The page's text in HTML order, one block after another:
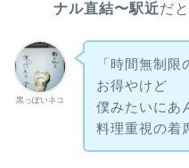
ナル直結〜駅近だ
黒っぽいネコ
「時間無制
お得やけど
僕みたいにあ
料理重視の着